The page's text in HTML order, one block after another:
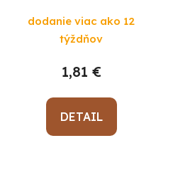
dodanie viac ako 12
týždňov
1,81 €
DETAIL